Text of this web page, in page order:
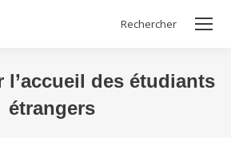
Search:
Rechercher
l’accueil des étudiants
étrangers